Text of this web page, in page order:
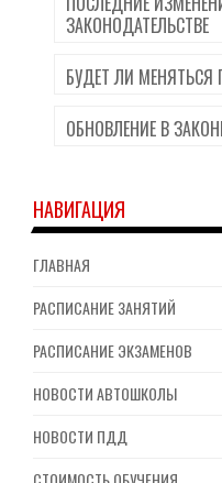
ЗАКОНОДАТЕЛЬСТВЕ
БУДЕТ ЛИ
ОБНОВЛЕНИЕ В
НАВИГАЦИЯ
ГЛАВНАЯ
РАСПИСАНИЕ ЗАНЯТИЙ
РАСПИСАНИЕ ЭКЗАМЕНОВ
НОВОСТИ АВТОШКОЛЫ
НОВОСТИ ПДД